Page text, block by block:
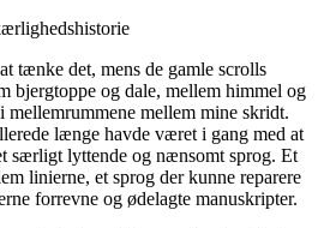
tænke det, mens de gamle scrolls
bjergtoppe og dale, mellem himmel og
mellemrummene mellem mine skridt.
længe havde været i gang med at
særligt lyttende og nænsomt sprog. Et
linierne, et sprog der kunne reparere
forrevne og ødelagte manuskripter.